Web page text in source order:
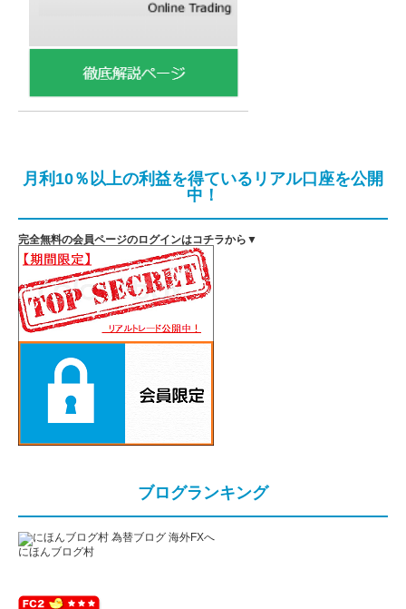
月利10％以上の利益を得ているリアル口座を公開
中！
完全無料の会員ページのログインはコチラから▼
ブログランキング
にほんブログ村